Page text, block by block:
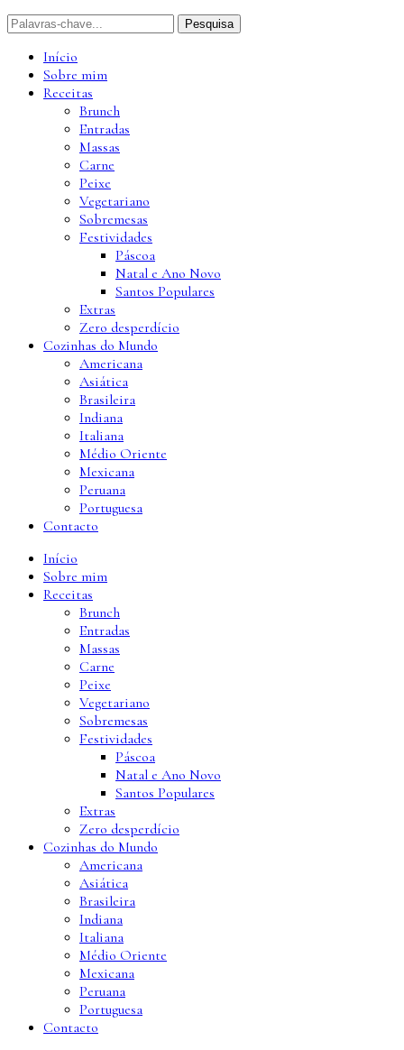
Início
Sobre mim
Receitas
Brunch
Entradas
Massas
Carne
Peixe
Vegetariano
Sobremesas
Festividades
Páscoa
Natal e Ano Novo
Santos Populares
Extras
Zero desperdício
Cozinhas do Mundo
Americana
Asiática
Brasileira
Indiana
Italiana
Médio Oriente
Mexicana
Peruana
Portuguesa
Contacto
Início
Sobre mim
Receitas
Brunch
Entradas
Massas
Carne
Peixe
Vegetariano
Sobremesas
Festividades
Páscoa
Natal e Ano Novo
Santos Populares
Extras
Zero desperdício
Cozinhas do Mundo
Americana
Asiática
Brasileira
Indiana
Italiana
Médio Oriente
Mexicana
Peruana
Portuguesa
Contacto